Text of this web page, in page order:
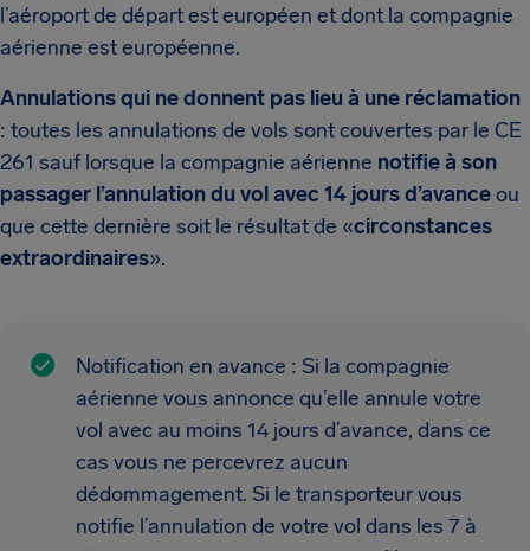
l’aéroport de départ est européen et dont la compagnie
aérienne est européenne.
Annulations qui ne donnent pas lieu à une réclamation
: toutes les annulations de vols sont couvertes par le CE
261 sauf lorsque la compagnie aérienne notifie à son
passager l’annulation du vol avec 14 jours d’avanceou
que cette dernière soit le résultat de «circonstances
extraordinaires».
Notification en avance : Si la compagnie
aérienne vous annonce qu’elle annule votre
vol avec au moins 14 jours d’avance, dans ce
cas vous ne percevrez aucun
dédommagement. Si le transporteur vous
notifie l’annulation de votre vol dans les 7 à